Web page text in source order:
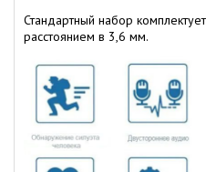
Стандартный набор
расстоянием в 3,6 мм.